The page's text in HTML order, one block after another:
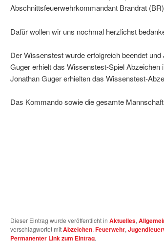
Abschnittsfeuerwehrkommandant Brandrat
Dafür wollen wir uns nochmal herzlichst
Der Wissenstest wurde erfolgreich beendet
Guger erhielt das Wissenstest-Spiel
Jonathan Guger erhielten das Wissenstest-
Das Kommando sowie die gesamte
Dieser Eintrag wurde veröffentlicht in Aktuelles,
verschlagwortet mitAbzeichen, Feuerwehr,
Permanenter Link zum Eintrag.